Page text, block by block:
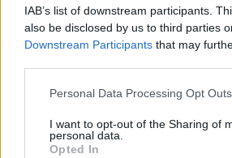
IAB’s list of downstream participants.
also be disclosed by us to third parties
Downstream Participants that may
Personal Data Processing Opt Outs
I want to opt-out of the Sharing of
personal data.
Opted In